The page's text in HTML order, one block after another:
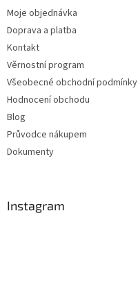
Moje objednávka
Doprava a platba
Kontakt
Věrnostní program
Všeobecné obchodní podmínky
Hodnocení obchodu
Blog
Průvodce nákupem
Dokumenty
Instagram